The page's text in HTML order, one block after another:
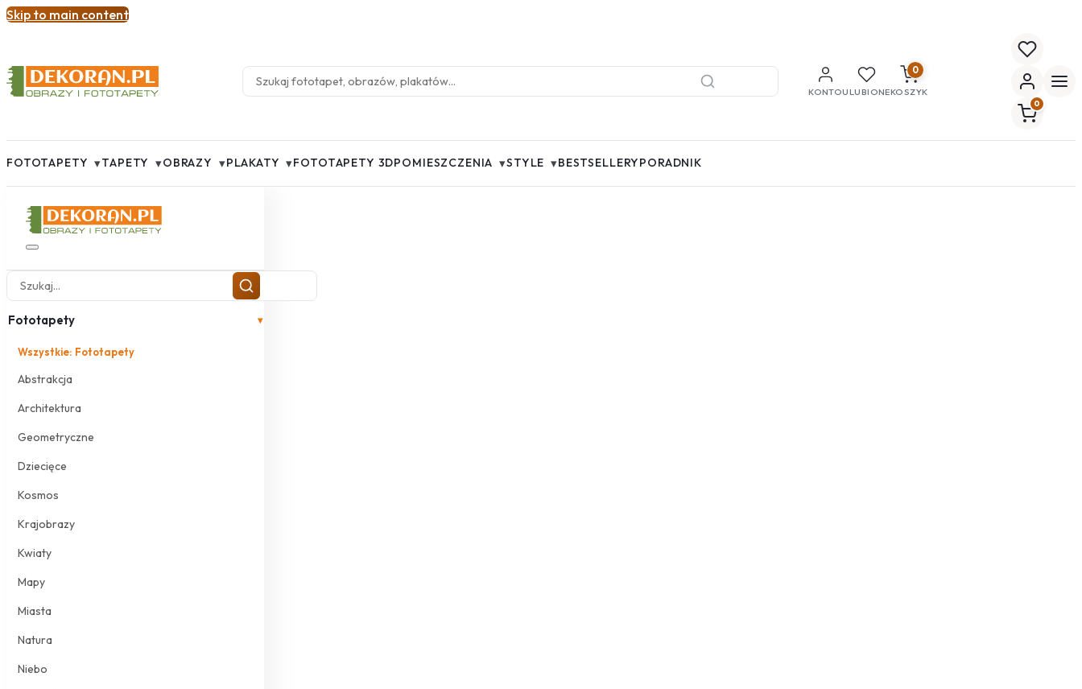
Skip to main content
KONTOULUBIONE
0
KOSZYK
0
FOTOTAPETY ▾TAPETY ▾OBRAZY ▾PLAKATY ▾FOTOTAPETY 3DPOMIESZCZENIA ▾STYLE ▾BESTSELLERYPORADNIK
Fototapety ▾
Wszystkie: Fototapety
Abstrakcja
Architektura
Geometryczne
Dziecięce
Kosmos
Krajobrazy
Kwiaty
Mapy
Miasta
Natura
Niebo